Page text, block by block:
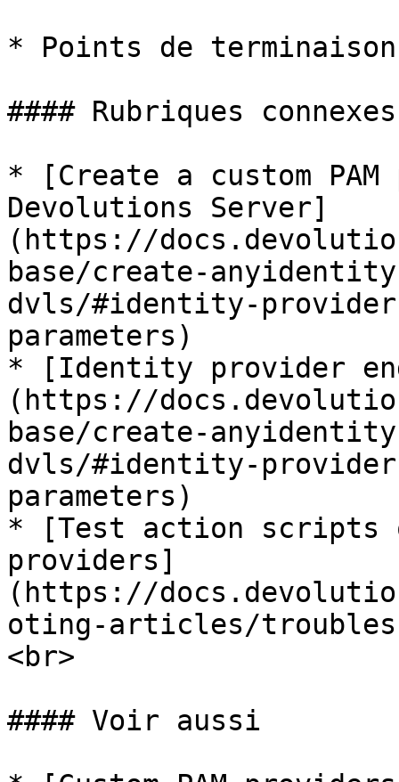
* Points de
#### Rubriques connexes
* [Create a custom
Devolutions Server]
(https://
base/create-
dvls/#identity-
parameters)
* [Identity provider
(https://
base/create-
dvls/#identity-
parameters)
* [Test action scripts
providers]
(https://
oting-articles/
<br>
#### Voir aussi